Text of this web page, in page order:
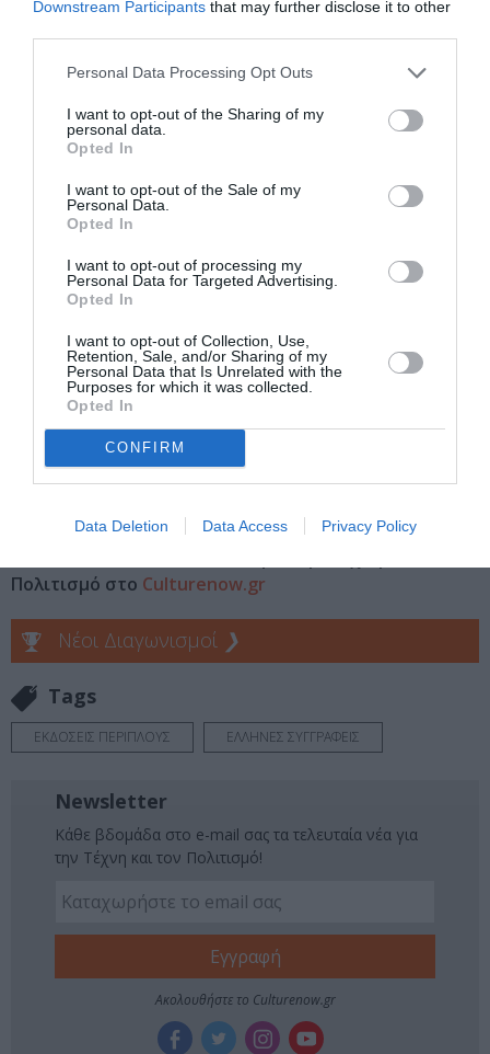
Downstream Participants that may further disclose it to other
Personal Data Processing Opt Outs
I want to opt-out of the Sharing of my
personal data.
Opted In
I want to opt-out of the Sale of my
Personal Data.
Opted In
I want to opt-out of processing my
Personal Data for Targeted Advertising.
Opted In
I want to opt-out of Collection, Use,
Retention, Sale, and/or Sharing of my
Personal Data that Is Unrelated with the
Purposes for which it was collected.
Opted In
CONFIRM
Data Deletion Data Access Privacy Policy
Κολλεγίου Αθηνών.
Τιμήθηκε με το βραβείο EUROPE 500 για τον 21ο αιώνα.
Λογοτεχνικά έργα του συγγραφέα:
(2019) Στενό παπούτσι… κι ανηφόρα, Περίπλους
(2017) Το στοίχημα, Περίπλους
(2015) Στο λυκόφως των ιδεολογιών, Περίπλους
(2012) Αν δεν κοιμάσαι… μη φοβάσαι!, Περίπλους
(2009) Αντικατοπτρισμοί, Περίπλους
(2007) Ο ήλιος ανέτειλε τα μεσάνυχτα, Δωδώνη
Ταυτότητα
Πληροφορίες έκδοσης: Εκδόσεις Περίπλους, Σελίδες:294,
Τιμή: 20,14€, ISBN 978-960-438-262-0
Ακολουθήστε το Culturenow.gr στοGoogle Newsκαι
Πολιτισμό στο Culturenow.gr
Νέοι Διαγωνισμοί ❯
Tags
ΕΚΔΟΣΕΙΣ ΠΕΡΙΠΛΟΥΣ ΕΛΛΗΝΕΣ ΣΥΓΓΡΑΦΕΙΣ
Newsletter
Κάθε βδομάδα στο e-mail σας τα τελευταία νέα για
την Τέχνη και τον Πολιτισμό!
Ακολουθήστε το Culturenow.gr